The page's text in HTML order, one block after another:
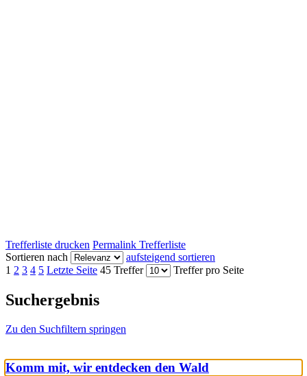
Trefferliste drucken Permalink Trefferliste
Sortieren nach
aufsteigend sortieren
1 2 3 4 5 Letzte Seite 45 Treffer Treffer pro Seite
Suchergebnis
Zu den Suchfiltern springen
Komm mit, wir entdecken den Wald